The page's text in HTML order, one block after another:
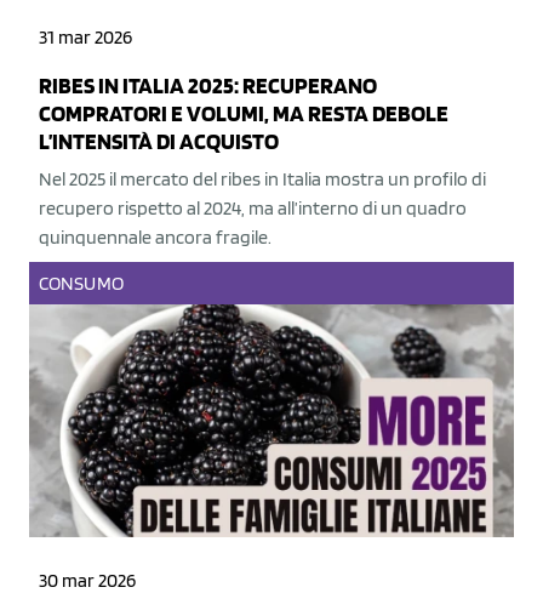
31 mar 2026
RIBES IN ITALIA 2025: RECUPERANO
COMPRATORI E VOLUMI, MA RESTA DEBOLE
L’INTENSITÀ DI ACQUISTO
Nel 2025 il mercato del ribes in Italia mostra un profilo di
recupero rispetto al 2024, ma all’interno di un quadro
quinquennale ancora fragile.
CONSUMO
30 mar 2026